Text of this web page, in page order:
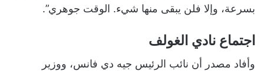
بسرعة، وإلا فلن يبقى منها شيء. الوقت جوهري”.
اجتماع نادي الغولف
وأفاد مصدر أن نائب الرئيس جيه دي فانس، ووزير